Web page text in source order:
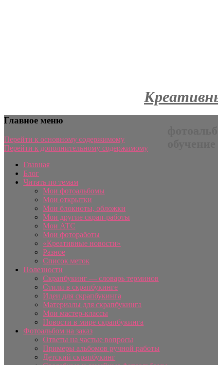
Главное меню
Перейти к основному содержимому
Перейти к дополнительному содержимому
Главная
Блог
Читать по темам
Мои фотоальбомы
Мои открытки
Мои блокноты, обложки
Мои другие скрап-работы
Мои АТС
Мои фотоработы
«Креативные новости»
Разное
Список меток
Полезности
Скрапбукинг — словарь терминов
Стили в скрапбукинге
Идеи для скрапбукинга
Материалы для скрапбукинга
Мои мастер-классы
Новости в мире скрапбукинга
Фотоальбом на заказ
Ответы на частые вопросы
Примеры альбомов ручной работы
Детский скрапбукинг